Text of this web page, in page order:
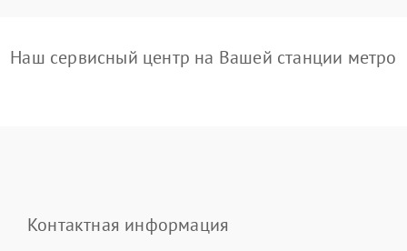
Наш сервисный центр на Вашей станции метро
Контактная информация